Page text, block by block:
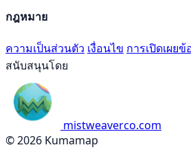
กฎหมาย
ความเป็นส่วนตัว เงื่อนไข การเปิดเผย
สนับสนุนโดย
mistweaverco.com
© 2026 Kumamap